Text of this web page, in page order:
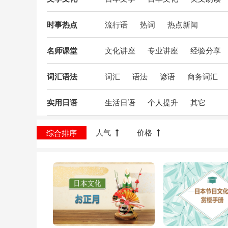
时事热点 流行语 热词 热点新闻
名师课堂 文化讲座 专业讲座 经验分享
词汇语法 词汇 语法 谚语 商务词汇
实用日语 生活日语 个人提升 其它
综合排序 人气 价格